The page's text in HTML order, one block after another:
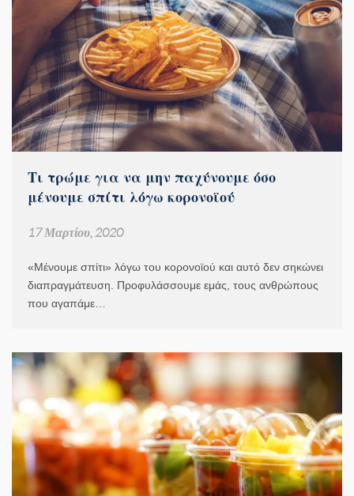
Τι τρώμε για να μην παχύνουμε όσο
μένουμε σπίτι λόγω κορονοϊού
17 Μαρτίου, 2020
«Μένουμε σπίτι» λόγω του κορονοϊού και αυτό δεν σηκώνει
διαπραγμάτευση. Προφυλάσσουμε εμάς, τους ανθρώπους
που αγαπάμε…